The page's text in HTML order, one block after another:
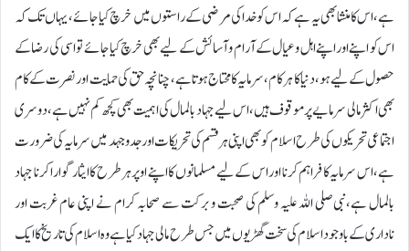
ہے،اس کا منشا بھی یہ ہے کہ اس کو خدا کی مرضی کے راستوں میں خرچ کیا جائے،یہاں تک کہ
اس کو اپنے اور اپنے اہل وعیال کے آرام و آسائش کے لیے بھی خرچ کیاجائے تو اسی کی رضا کے
حصول کے لیے ہو،دنیا کا ہر کام،سرمایہ کا محتاج ہوتاہے،چنانچہ حق کی حمایت اور نصرت کے کام
بھی اکثر مالی سرمایے پر موقوف ہیں،اس لیے جہاد بالمال کی اہمیت بھی کچھ کم نہیں ہے،دوسری
اجتماعی تحریکوں کی طرح اسلام کو بھی اپنی ہرقسم کی تحریکات اور جدوجہد میں سرمایہ کی ضرورت
ہے،اس سرمایہ کا فراہم کرنا اور اس کے لیے مسلمانوں کا اپنے اوپر ہرطرح کا ایثار گوارا کرنا جہاد
بالمال ہے،نبی صلی اللہ علیہ وسلم کی صحبت و برکت سے صحابہ کرام نے اپنی عام غربت اور
ناداری کے باوجود اسلام کی سخت گھڑیوں میں جس طرح مالی جہاد کیا ہے وہ اسلام کی تاریخ کا ایک